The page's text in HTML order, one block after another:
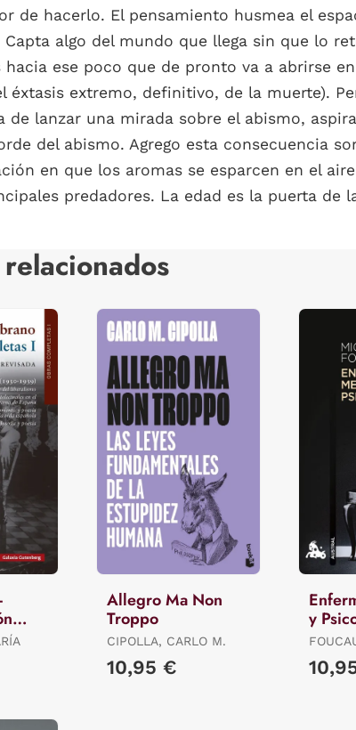
de hacerlo. El pensamiento husmea el
algo del mundo que llega sin que lo
hacia ese poco que de pronto va a abrirse
éxtasis extremo, definitivo, de la muerte).
de lanzar una mirada sobre el abismo,
del abismo. Agrego esta consecuencia
en que los aromas se esparcen en el
predadores. La edad es la puerta de
Allegro Ma Non
Troppo
CIPOLLA, CARLO M.
10,95 €
y